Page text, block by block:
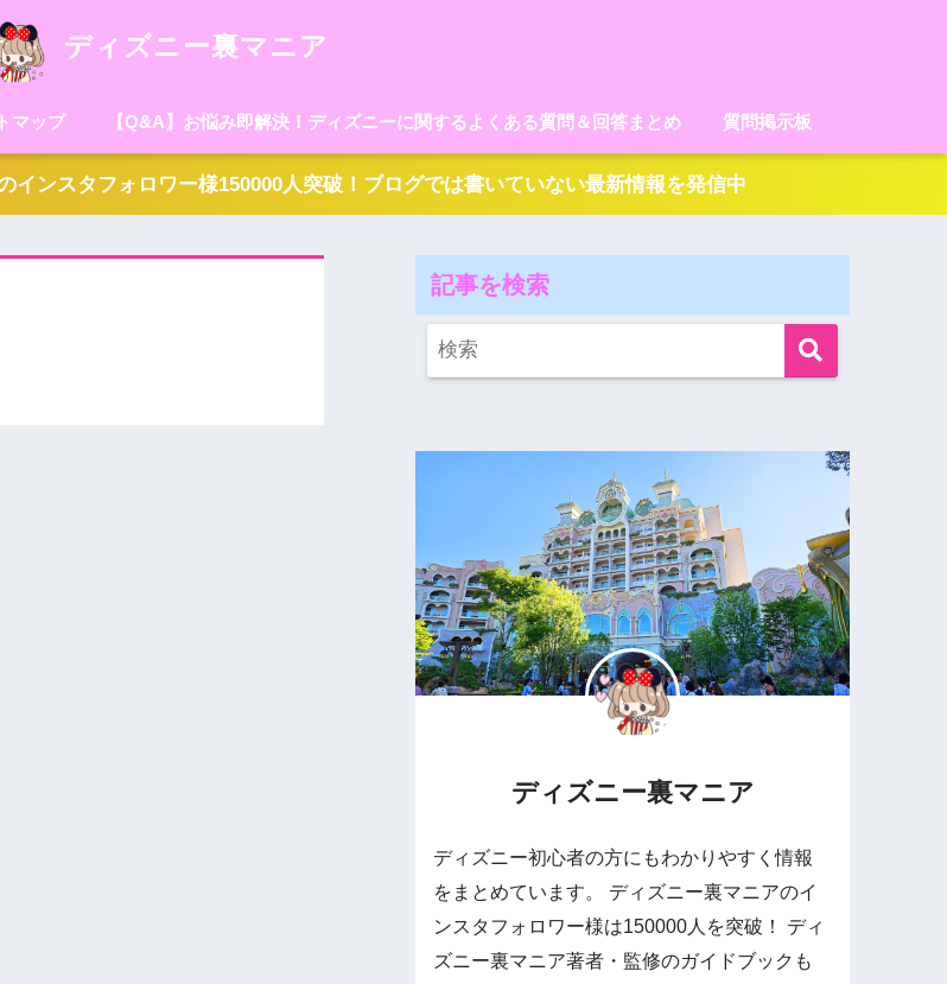
ディズニー裏マニア
マップ 【Q&A】お悩み即解決！ディズニーに関するよくある質問＆回答まとめ 質問掲示板
インスタフォロワー様150000人突破！ブログでは書いていない最新情報を発信中
記事を検索
ディズニー裏マニア
ディズニー初心者の方にもわかりやすく情報
をまとめています。 ディズニー裏マニアのイ
ンスタフォロワー様は150000人を突破！ ディ
ズニー裏マニア著者・監修のガイドブックも